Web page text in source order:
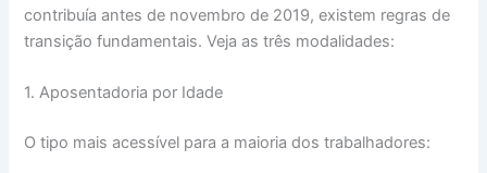
contribuía antes de novembro de 2019, existem regras de
transição fundamentais. Veja as três modalidades:
1. Aposentadoria por Idade
O tipo mais acessível para a maioria dos trabalhadores: